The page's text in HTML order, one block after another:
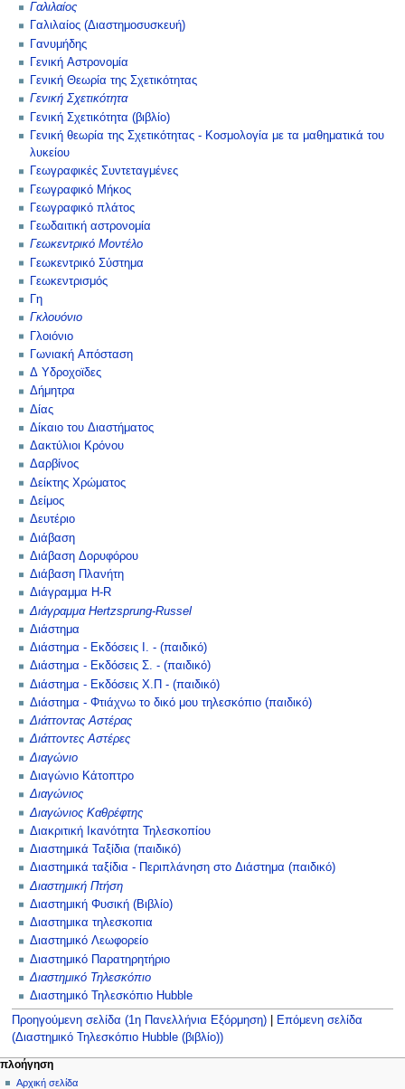
Γαλιλαίος
Γαλιλαίος (Διαστημοσυσκευή)
Γανυμήδης
Γενική Αστρονομία
Γενική Θεωρία της Σχετικότητας
Γενική Σχετικότητα
Γενική Σχετικότητα (βιβλίο)
Γενική θεωρία της Σχετικότητας - Κοσμολογία με τα μαθηματικά του
λυκείου
Γεωγραφικές Συντεταγμένες
Γεωγραφικό Μήκος
Γεωγραφικό πλάτος
Γεωδαιτική αστρονομία
Γεωκεντρικό Μοντέλο
Γεωκεντρικό Σύστημα
Γεωκεντρισμός
Γη
Γκλουόνιο
Γλοιόνιο
Γωνιακή Απόσταση
Δ Υδροχοϊδες
Δήμητρα
Δίας
Δίκαιο του Διαστήματος
Δακτύλιοι Κρόνου
Δαρβίνος
Δείκτης Χρώματος
Δείμος
Δευτέριο
Διάβαση
Διάβαση Δορυφόρου
Διάβαση Πλανήτη
Διάγραμμα H-R
Διάγραμμα Hertzsprung-Russel
Διάστημα
Διάστημα - Εκδόσεις Ι. - (παιδικό)
Διάστημα - Εκδόσεις Σ. - (παιδικό)
Διάστημα - Εκδόσεις Χ.Π - (παιδικό)
Διάστημα - Φτιάχνω το δικό μου τηλεσκόπιο (παιδικό)
Διάττοντας Αστέρας
Διάττοντες Αστέρες
Διαγώνιο
Διαγώνιο Κάτοπτρο
Διαγώνιος
Διαγώνιος Καθρέφτης
Διακριτική Ικανότητα Τηλεσκοπίου
Διαστημικά Ταξίδια (παιδικό)
Διαστημικά ταξίδια - Περιπλάνηση στο Διάστημα (παιδικό)
Διαστημική Πτήση
Διαστημική Φυσική (Βιβλίο)
Διαστημικα τηλεσκοπια
Διαστημικό Λεωφορείο
Διαστημικό Παρατηρητήριο
Διαστημικό Τηλεσκόπιο
Διαστημικό Τηλεσκόπιο Hubble
Προηγούμενη σελίδα (1η Πανελλήνια Εξόρμηση)|
Επόμενη σελίδα
(Διαστημικό Τηλεσκόπιο Hubble (βιβλίο))
Μ
ενέργειες σελίδας
ειδική
προσωπικά εργαλεία
δημιουργία
πλοήγηση
Αρχική σελίδα